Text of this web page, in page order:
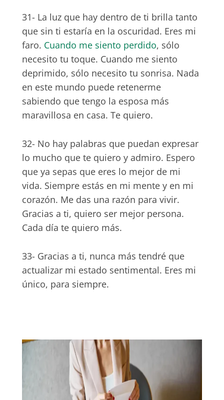
31- La luz que hay dentro de ti brilla tanto
que sin ti estaría en la oscuridad. Eres mi
faro. Cuando me siento perdido, sólo
necesito tu toque. Cuando me siento
deprimido, sólo necesito tu sonrisa. Nada
en este mundo puede retenerme
sabiendo que tengo la esposa más
maravillosa en casa. Te quiero.
32- No hay palabras que puedan expresar
lo mucho que te quiero y admiro. Espero
que ya sepas que eres lo mejor de mi
vida. Siempre estás en mi mente y en mi
corazón. Me das una razón para vivir.
Gracias a ti, quiero ser mejor persona.
Cada día te quiero más.
33- Gracias a ti, nunca más tendré que
actualizar mi estado sentimental. Eres mi
único, para siempre.